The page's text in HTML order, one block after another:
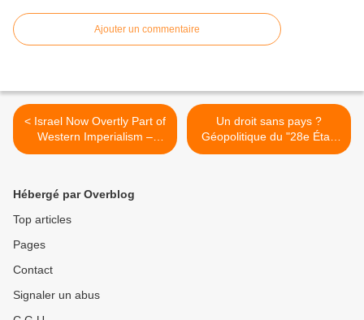
Ajouter un commentaire
< Israel Now Overtly Part of
Western Imperialism –
Yakov M. Rabkin
Un droit sans pays ?
Géopolitique du "28e État"
européen, par Luca Picotti |
Hébergé par Overblog
Top articles
Pages
Contact
Signaler un abus